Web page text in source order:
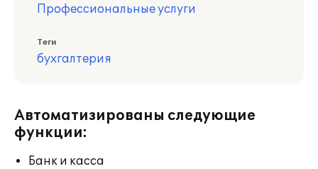
Профессиональные услуги
Теги
бухгалтерия
Автоматизированы следующие
функции:
Банк и касса